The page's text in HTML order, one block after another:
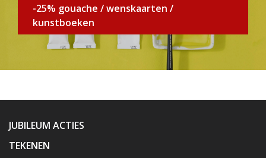
-25% gouache / wenskaarten /
kunstboeken
JUBILEUM ACTIES
TEKENEN